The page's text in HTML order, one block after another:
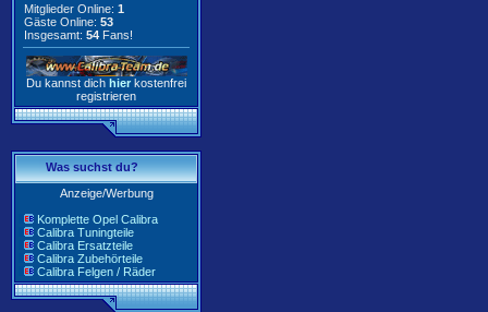
Mitglieder Online: 1
Gäste Online: 53
Insgesamt: 54 Fans!
Du kannst dich hier kostenfrei
registrieren
Was suchst du?
Anzeige/Werbung
Komplette Opel Calibra
Calibra Tuningteile
Calibra Ersatzteile
Calibra Zubehörteile
Calibra Felgen / Räder